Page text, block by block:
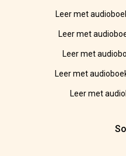
Leer met
Leer met
Leer met
Leer met
Leer met